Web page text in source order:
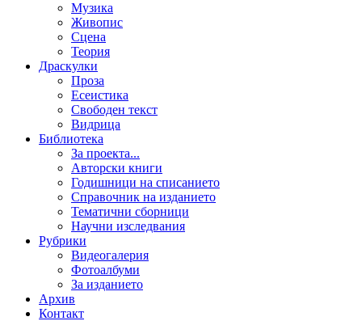
Музика
Живопис
Сцена
Теория
Драскулки
Проза
Есеистика
Свободен текст
Видрица
Библиотека
За проекта...
Авторски книги
Годишници на списанието
Справочник на изданието
Тематични сборници
Научни изследвания
Рубрики
Видеогалерия
Фотоалбуми
За изданието
Архив
Контакт